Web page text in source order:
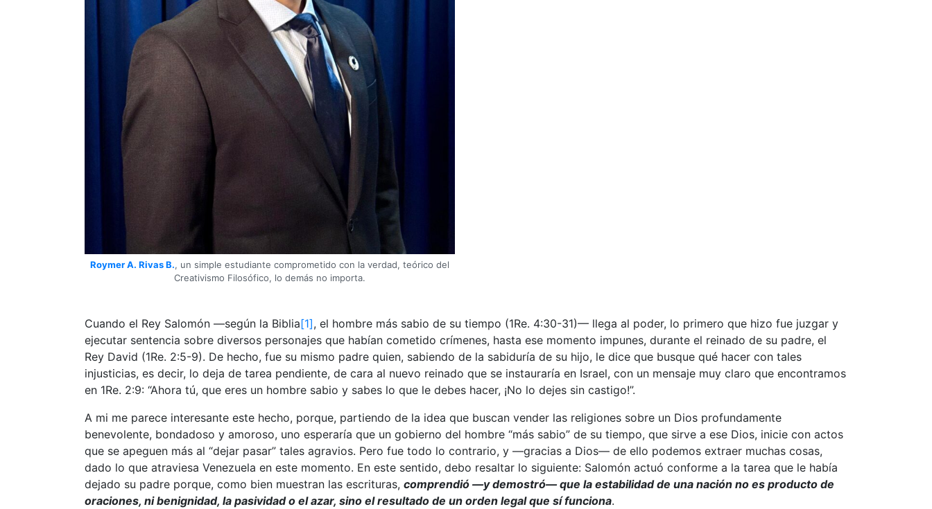
Roymer A. Rivas B., un simple estudiante comprometido con la verdad, teórico del
Creativismo Filosófico, lo demás no importa.
Cuando el Rey Salomón —según la Biblia[1], el hombre más sabio de su tiempo (1Re. 4:30-31)— llega al poder, lo primero que hizo fue juzgar y
ejecutar sentencia sobre diversos personajes que habían cometido crímenes, hasta ese momento impunes, durante el reinado de su padre, el
Rey David (1Re. 2:5-9). De hecho, fue su mismo padre quien, sabiendo de la sabiduría de su hijo, le dice que busque qué hacer con tales
injusticias, es decir, lo deja de tarea pendiente, de cara al nuevo reinado que se instauraría en Israel, con un mensaje muy claro que encontramos
en 1Re. 2:9: “Ahora tú, que eres un hombre sabio y sabes lo que le debes hacer, ¡No lo dejes sin castigo!”.
A mi me parece interesante este hecho, porque, partiendo de la idea que buscan vender las religiones sobre un Dios profundamente
benevolente, bondadoso y amoroso, uno esperaría que un gobierno del hombre “más sabio” de su tiempo, que sirve a ese Dios, inicie con actos
que se apeguen más al “dejar pasar” tales agravios. Pero fue todo lo contrario, y —gracias a Dios— de ello podemos extraer muchas cosas,
dado lo que atraviesa Venezuela en este momento. En este sentido, debo resaltar lo siguiente: Salomón actuó conforme a la tarea que le había
dejado su padre porque, como bien muestran las escrituras, comprendió —y demostró— que la estabilidad de una nación no es producto de
oraciones, ni benignidad, la pasividad o el azar, sino el resultado de un orden legal que sí funciona.